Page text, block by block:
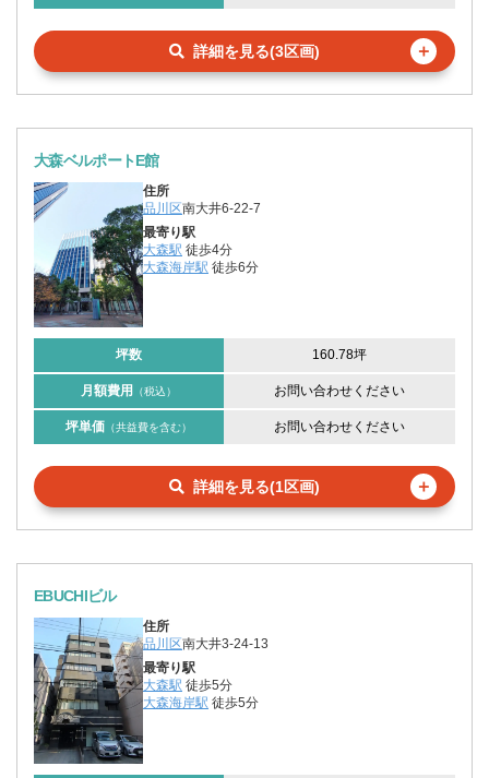
詳細を見る(3区画) ＋
大森ベルポートE館
住所
品川区南大井6-22-7
最寄り駅
大森駅 徒歩4分
大森海岸駅 徒歩6分
坪数 160.78坪
月額費用 （税込） お問い合わせください
坪単価 （共益費を含む） お問い合わせください
詳細を見る(1区画) ＋
EBUCHIビル
住所
品川区南大井3-24-13
最寄り駅
大森駅 徒歩5分
大森海岸駅 徒歩5分